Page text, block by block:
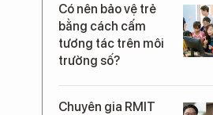
Có nên bảo vệ trẻ
bằng cách cấm
tương tác trên môi
trường số?
Chuyên gia RMIT